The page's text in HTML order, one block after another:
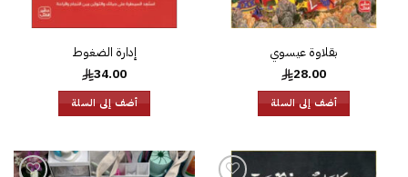
بقلاوة عيسوي
28.00
أضف إلى السلة
إدارة الضغوط
34.00
أضف إلى السلة